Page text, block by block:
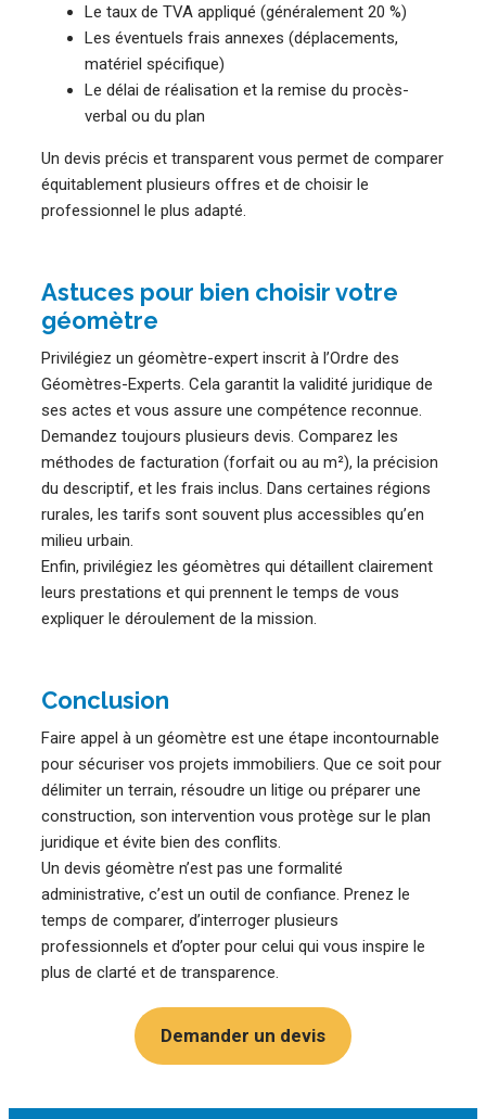
Le taux de TVA appliqué (généralement 20 %)
Les éventuels frais annexes (déplacements,
matériel spécifique)
Le délai de réalisation et la remise du procès-
verbal ou du plan
Un devis précis et transparent vous permet de comparer
équitablement plusieurs offres et de choisir le
professionnel le plus adapté.
Astuces pour bien choisir votre
géomètre
Privilégiez un géomètre-expert inscrit à l’Ordre des
Géomètres-Experts. Cela garantit la validité juridique de
ses actes et vous assure une compétence reconnue.
Demandez toujours plusieurs devis. Comparez les
méthodes de facturation (forfait ou au m²), la précision
du descriptif, et les frais inclus. Dans certaines régions
rurales, les tarifs sont souvent plus accessibles qu’en
milieu urbain.
Enfin, privilégiez les géomètres qui détaillent clairement
leurs prestations et qui prennent le temps de vous
expliquer le déroulement de la mission.
Conclusion
Faire appel à un géomètre est une étape incontournable
pour sécuriser vos projets immobiliers. Que ce soit pour
délimiter un terrain, résoudre un litige ou préparer une
construction, son intervention vous protège sur le plan
juridique et évite bien des conflits.
Un devis géomètre n’est pas une formalité
administrative, c’est un outil de confiance. Prenez le
temps de comparer, d’interroger plusieurs
professionnels et d’opter pour celui qui vous inspire le
plus de clarté et de transparence.
Demander un devis